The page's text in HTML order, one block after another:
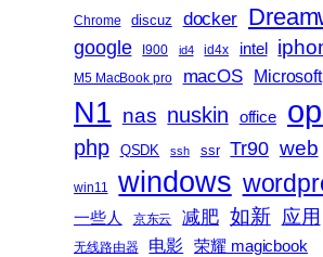
Chrome discuz docker
google I900 id4 id4x intel
M5 MacBook pro macOS Microsoft
N1 nas nuskin office
php QSDK ssh ssr Tr90 web
win11 windows
一些人 京东云 减肥 如新 应用
无线路由器
电影 荣耀 magicbook